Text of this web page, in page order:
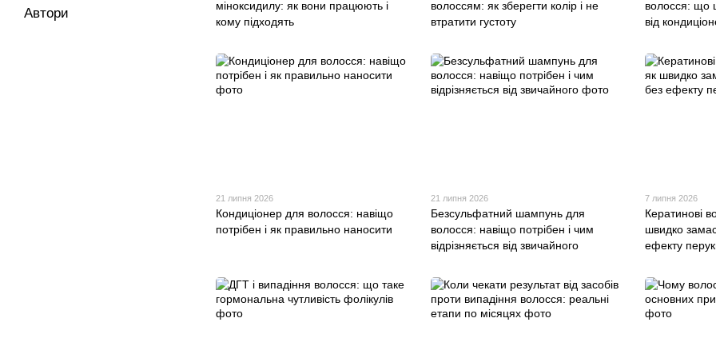
міноксидилу: як вони працюють і
кому підходять
волоссям: як зберегти колір і не
втратити густоту
волосся: що
від
21 липня 2026
Кондиціонер для волосся: навіщо
потрібен і як правильно наносити
21 липня 2026
Безсульфатний шампунь для
волосся: навіщо потрібен і чим
відрізняється від звичайного
7 липня 2026
Кератинові
швидко
ефекту
Автори